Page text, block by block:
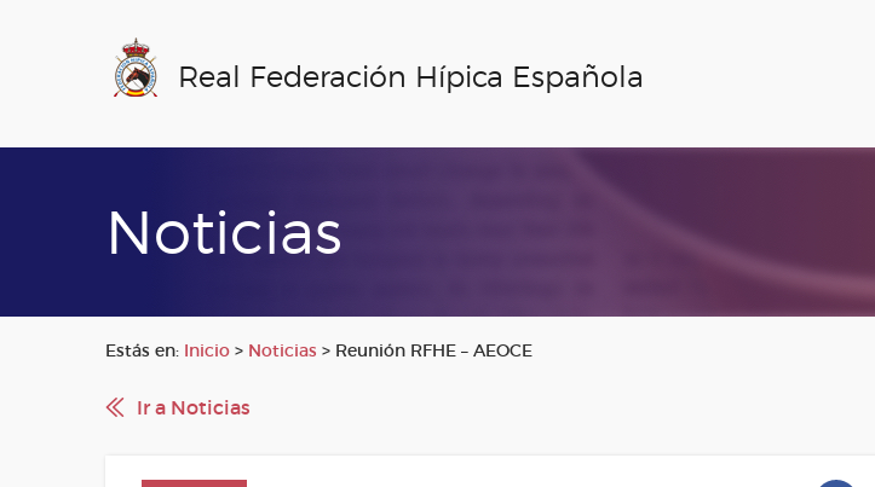
Real Federación Hípica Española
Noticias
Estás en: Inicio > Noticias > Reunión RFHE – AEOCE
Ir a Noticias